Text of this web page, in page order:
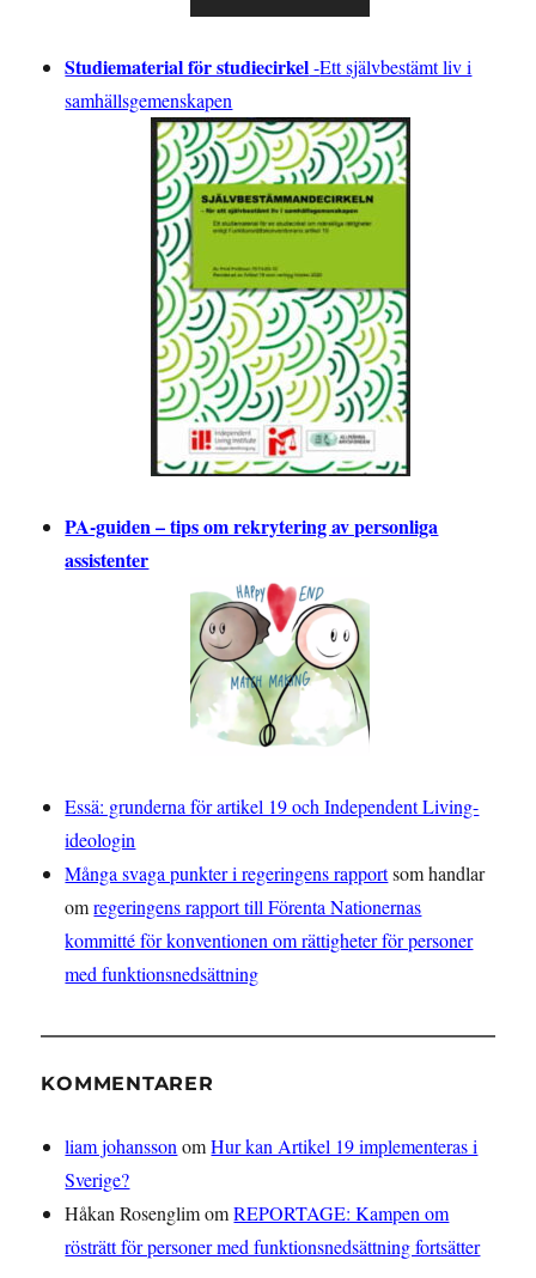
Studiematerial för studiecirkel-Ett självbestämt liv i
samhällsgemenskapen
PA-guiden – tips om rekrytering av personliga
assistenter
Essä: grunderna för artikel 19 och Independent Living-
ideologin
Många svaga punkter i regeringens rapportsom handlar
omregeringens rapport till Förenta Nationernas
kommitté för konventionen om rättigheter för personer
med funktionsnedsättning
KOMMENTARER
liam johansson omHur kan Artikel 19 implementeras i
Sverige?
Håkan RosenglimomREPORTAGE: Kampen om
rösträtt för personer med funktionsnedsättning fortsätter